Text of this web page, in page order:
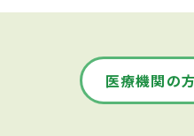
医療機関の